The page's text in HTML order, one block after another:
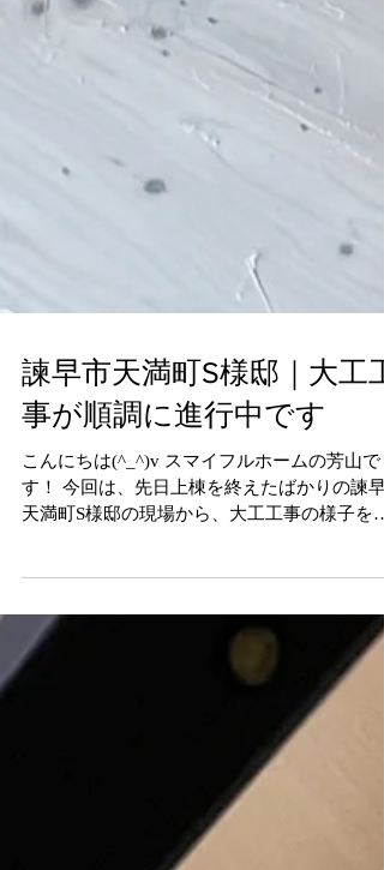
諫早市天満町S様邸｜大工工
事が順調に進行中です
こんにちは(^_^)v スマイフルホームの芳山で
す！ 今回は、先日上棟を終えたばかりの諫早
届けします！ 上棟後は、柱や梁がしっかり組
に足を運ぶたびに毎回わくわくします